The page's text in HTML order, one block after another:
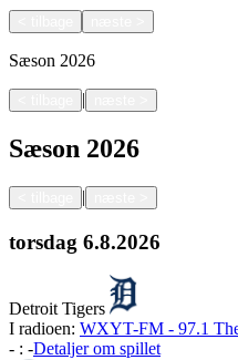
Sæson 2026
|
Sæson 2026
|
torsdag 6.8.2026
Detroit Tigers
I radioen: WXYT-FM - 97.1
- : -Detaljer om spillet